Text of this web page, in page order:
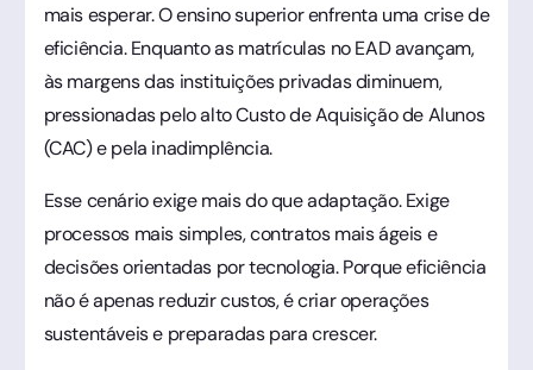
mais esperar. O ensino superior enfrenta uma crise de
eficiência. Enquanto as matrículas no EAD avançam,
às margens das instituições privadas diminuem,
pressionadas pelo alto Custo de Aquisição de Alunos
(CAC) e pela inadimplência.
Esse cenário exige mais do que adaptação. Exige
processos mais simples, contratos mais ágeis e
decisões orientadas por tecnologia. Porque eficiência
não é apenas reduzir custos, é criar operações
sustentáveis e preparadas para crescer.